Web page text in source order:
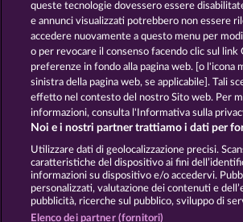
Termini e
Informativa sulla privacy
Società FAQ
Invia richiesta di
queste tecnologie dovessero essere
e annunci visualizzati potrebbero non essere
accedere nuovamente a questo menu per
o per revocare il consenso facendo clic sul link
preferenze in fondo alla pagina web. [o l'icona
sinistra della pagina web, se applicabile]. Tali
effetto nel contesto del nostro Sito web. Per
informazioni, consulta l'Informativa sulla
Noi e i nostri partner trattiamo i dati per
Utilizzare dati di geolocalizzazione precisi.
caratteristiche del dispositivo ai fini
informazioni su dispositivo e/o accedervi.
personalizzati, valutazione dei contenuti e
pubblicità, ricerche sul pubblico, sviluppo di
Elenco dei partner (fornitori)